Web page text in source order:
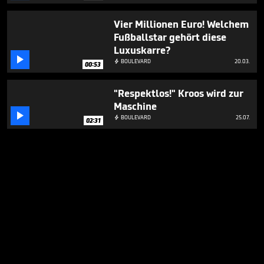
 00:53
Vier Millionen Euro! Welchem
Fußballstar gehört diese
Luxuskarre?
 BOULEVARD 20.03.
 02:31
"Respektlos!" Kroos wird zur
Maschine
 BOULEVARD 25.07.